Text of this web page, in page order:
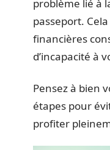
problème lié à
passeport.
financières
d’incapacité à
Pensez à bien
étapes pour
profiter